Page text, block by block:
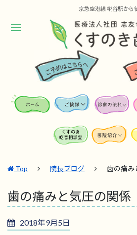
京急空港線 糀谷駅から
Top 院長ブログ 歯の痛み
歯の痛みと気圧の関係
2018年9月5日